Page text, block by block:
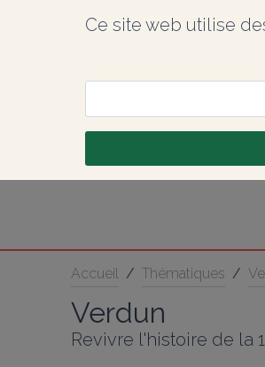
Ce site web utilise
Accueil / Thématiques /
Verdun
Revivre l'histoire de la